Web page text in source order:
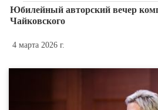
Юбилейный авторский вечер
Чайковского
4 марта 2026 г.